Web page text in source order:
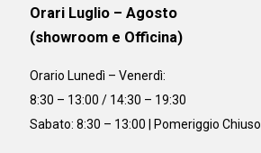
Orari Luglio – Agosto
(showroom e Officina)
Orario Lunedì – Venerdì:
8:30 – 13:00 / 14:30 – 19:30
Sabato: 8:30 – 13:00 | Pomeriggio Chiuso